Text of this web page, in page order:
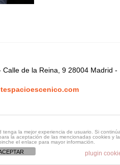
Calle de la Reina, 9 28004 Madrid -
tenga la mejor experiencia de usuario. Si
la aceptación de las mencionadas cookies y la
pinche el enlace para mayor información.
plugin